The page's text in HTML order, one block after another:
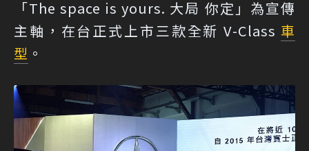
「The space is yours. 大局 你定」為宣傳
主軸，在台正式上市三款全新 V-Class 車
型 。